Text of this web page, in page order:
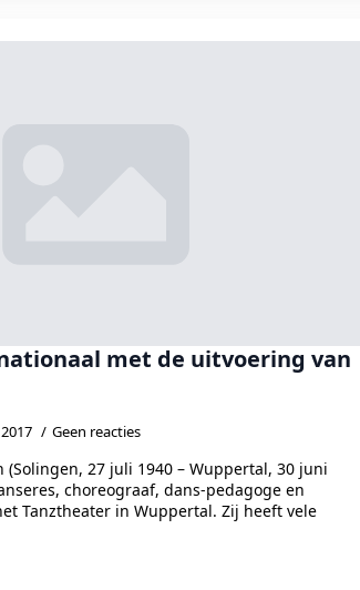
met de uitvoering van
Geen reacties
(Solingen, 27 juli 1940 – Wuppertal, 30 juni
choreograaf, dans-pedagoge en
Tanztheater in Wuppertal. Zij heeft vele